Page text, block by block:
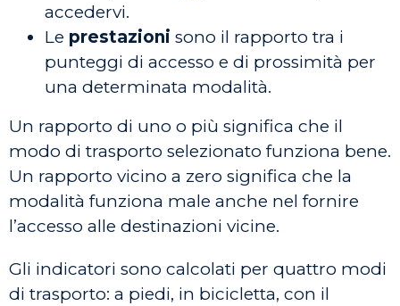
accedervi.
Le prestazioni sono il rapporto tra i
punteggi di accesso e di prossimità per
una determinata modalità.
Un rapporto di uno o più significa che il
modo di trasporto selezionato funziona bene.
Un rapporto vicino a zero significa che la
modalità funziona male anche nel fornire
l’accesso alle destinazioni vicine.
Gli indicatori sono calcolati per quattro modi
di trasporto: a piedi, in bicicletta, con il